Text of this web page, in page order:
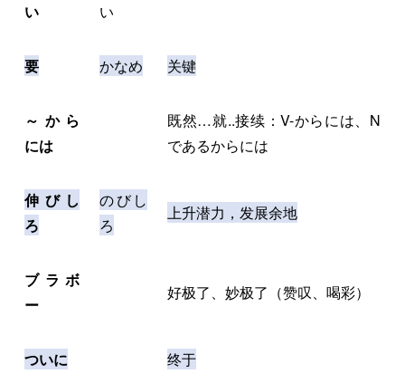
い
い
要 かなめ 关键
～から
には
既然…就..接续：V-からには、N
であるからには
伸びし
ろ
のびし
ろ
上升潜力，发展余地
ブラボ
ー
好极了、妙极了（赞叹、喝彩）
ついに 终于